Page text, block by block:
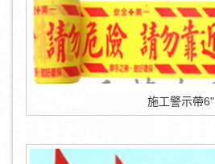
施工警示帶6"